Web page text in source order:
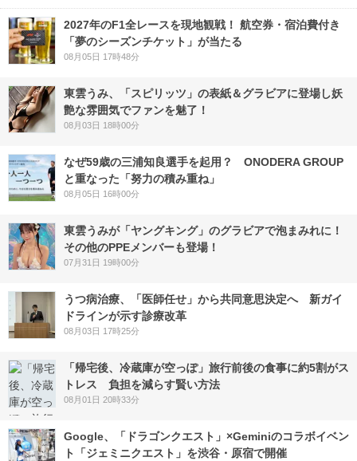
2027年のF1全レースを現地観戦！ 航空券・宿泊費付き
「夢のシーズンチケット」が当たる
08月05日 17時48分
東雲うみ、「スピリッツ」の表紙＆グラビアに登場し妖
艶な雰囲気でファンを魅了！
08月03日 18時00分
なぜ59歳の三浦知良選手を起用？ ONODERA GROUP
と重なった「努力の積み重ね」
08月05日 16時00分
東雲うみが「ヤングキング」のグラビアで泡まみれに！
その他のPPEメンバーも登場！
07月31日 19時00分
うつ病治療、「医師任せ」から共同意思決定へ 新ガイ
ドラインが示す診療改革
08月03日 17時25分
「帰宅後、冷蔵庫が空っぽ」旅行前後の食事に約5割がス
トレス 負担を減らす賢い方法
08月01日 20時33分
Google、「ドラゴンクエスト」×Geminiのコラボイベン
ト「ジェミニクエスト」を渋谷・原宿で開催